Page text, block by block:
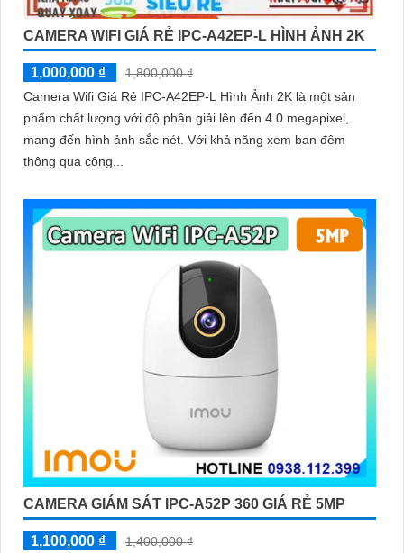
CAMERA WIFI GIÁ RẺ IPC-A42EP-L HÌNH ẢNH 2K
1,000,000 ₫
1,800,000 ₫
Camera Wifi Giá Rẻ IPC-A42EP-L Hình Ảnh 2K là một sản
phẩm chất lượng với độ phân giải lên đến 4.0 megapixel,
mang đến hình ảnh sắc nét. Với khả năng xem ban đêm
thông qua công...
CAMERA GIÁM SÁT IPC-A52P 360 GIÁ RẺ 5MP
1,100,000 ₫
1,400,000 ₫